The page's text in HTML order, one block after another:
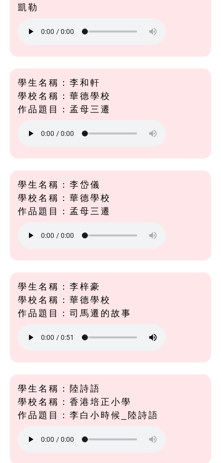
凱勒
學生名稱：李和軒
學校名稱：華德學校
作品題目：孟母三遷
學生名稱：李岱儀
學校名稱：華德學校
作品題目：孟母三遷
學生名稱：李梓豪
學校名稱：華德學校
作品題目：司馬遷的故事
學生名稱：陸詩語
學校名稱：香港培正小學
作品題目：李白小時候_陸詩語